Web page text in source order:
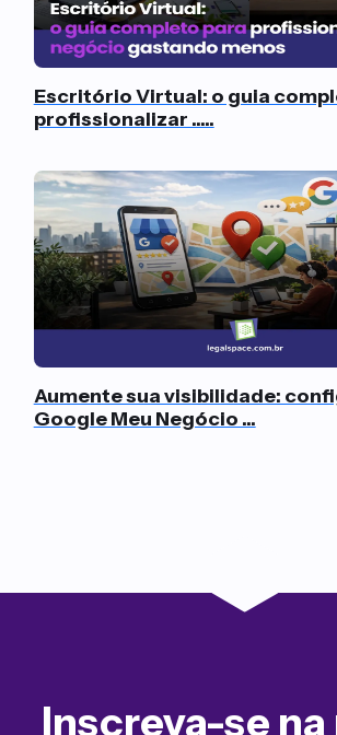
Escritório Virtual: o guia
profissionalizar .....
Aumente sua visibilidade:
Google Meu Negócio ...
Inscreva-se na